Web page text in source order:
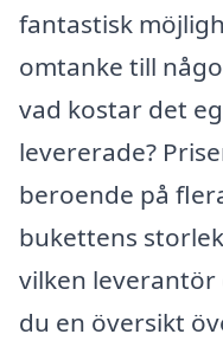
fantastisk
omtanke till
vad kostar det
levererade?
beroende på
bukettens
vilken leverantör
du en översikt